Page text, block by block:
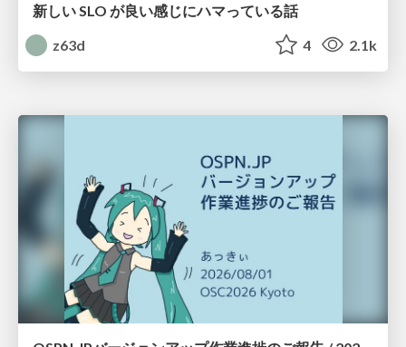
新しい SLO が良い感じにハマっている話
z63d
4 2.1k